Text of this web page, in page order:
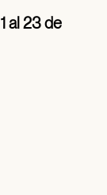
al 23 de